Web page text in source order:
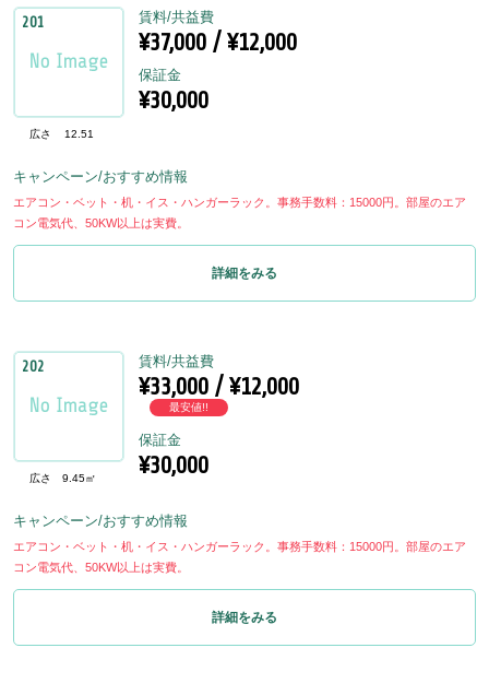
201
広さ 12.51
賃料/共益費
¥37,000 / ¥12,000
保証金
¥30,000
キャンペーン/おすすめ情報
エアコン・ベット・机・イス・ハンガーラック。事務手数料：15000円。部屋のエア
コン電気代、50KW以上は実費。
詳細をみる
202
広さ 9.45㎡
賃料/共益費
¥33,000 / ¥12,000
最安値!!
保証金
¥30,000
キャンペーン/おすすめ情報
エアコン・ベット・机・イス・ハンガーラック。事務手数料：15000円。部屋のエア
コン電気代、50KW以上は実費。
詳細をみる